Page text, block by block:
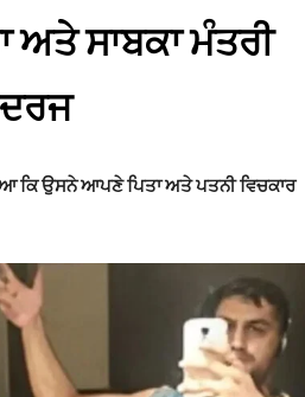
ਅਤੇ ਸਾਬਕਾ ਮੰਤਰੀ
ਕਿ ਉਸਨੇ ਆਪਣੇ ਪਿਤਾ ਅਤੇ ਪਤਨੀ ਵਿਚਕਾਰ